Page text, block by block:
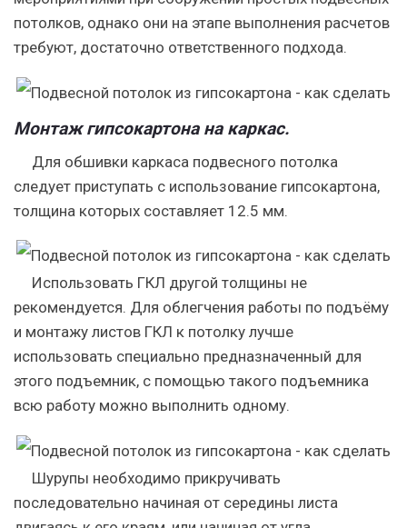
потолков, однако они на этапе выполнения расчетов
требуют, достаточно ответственного подхода.
Монтаж гипсокартона на каркас.
Для обшивки каркаса подвесного потолка
следует приступать с использование гипсокартона,
толщина которых составляет 12.5 мм.
Использовать ГКЛ другой толщины не
рекомендуется. Для облегчения работы по подъёму
и монтажу листов ГКЛ к потолку лучше
использовать специально предназначенный для
этого подъемник, с помощью такого подъемника
всю работу можно выполнить одному.
Шурупы необходимо прикручивать
последовательно начиная от середины листа